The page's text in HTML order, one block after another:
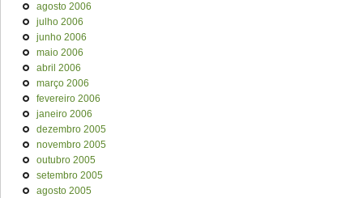
agosto 2006
julho 2006
junho 2006
maio 2006
abril 2006
março 2006
fevereiro 2006
janeiro 2006
dezembro 2005
novembro 2005
outubro 2005
setembro 2005
agosto 2005